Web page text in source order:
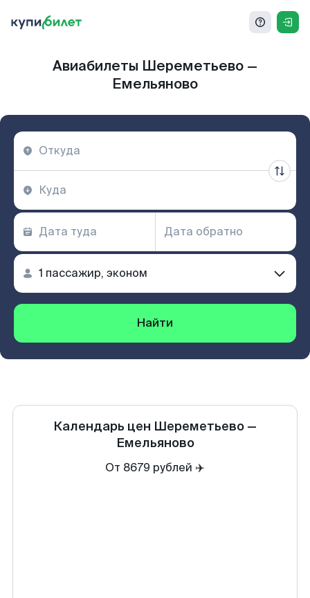
Авиабилеты Шереметьево —
Емельяново
Найти
Календарь цен Шереметьево —
Емельяново
От 8679 рублей ✈️